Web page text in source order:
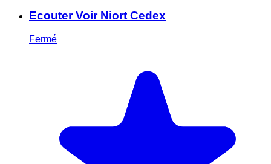
Ecouter Voir Niort Cedex
Fermé